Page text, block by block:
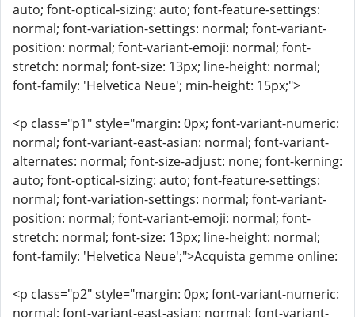
auto; font-optical-sizing: auto; font-feature-settings:
normal; font-variation-settings: normal; font-variant-
position: normal; font-variant-emoji: normal; font-
stretch: normal; font-size: 13px; line-height: normal;
font-family: 'Helvetica Neue'; min-height: 15px;">
<p class="p1" style="margin: 0px; font-variant-numeric:
normal; font-variant-east-asian: normal; font-variant-
alternates: normal; font-size-adjust: none; font-kerning:
auto; font-optical-sizing: auto; font-feature-settings:
normal; font-variation-settings: normal; font-variant-
position: normal; font-variant-emoji: normal; font-
stretch: normal; font-size: 13px; line-height: normal;
font-family: 'Helvetica Neue';">Acquista gemme online:
<p class="p2" style="margin: 0px; font-variant-numeric:
normal; font-variant-east-asian: normal; font-variant-